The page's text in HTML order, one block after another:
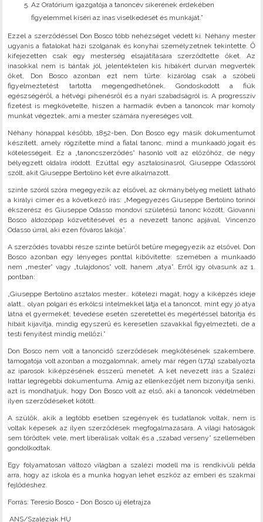
Az Oratórium igazgatója a tanoncév sikerének érdekében
figyelemmel kíséri az inas viselkedését és munkáját.”
Ezzel a szerződéssel Don Bosco több nehézséget védett ki. Néhány mester
ugyanis a fiatalokat házi szolgának és konyhai személyzetnek tekintette. Ő
kifejezetten csak egy mesterség elsajátítására szerződtette őket. Az
inasokkal nem is bántak jól, jelentéktelen kis hibákért durván megverték
őket, Don Bosco azonban ezt nem tűrte: kizárólag csak a szóbeli
figyelmeztetést tartotta megengedhetőnek. Gondoskodott a fiúk
egészségéről, a hétvégi pihenésről és a nyári szabadságról is. A progresszív
fizetést is megkövetelte, hiszen a harmadik évben a tanoncok már komoly
munkát végeztek, ami a mester számára nyereséges volt.
Néhány hónappal később, 1852-ben, Don Bosco egy másik dokumentumot
készített, amely rögzítette mind a fiatal tanonc, mind a munkaadó jogait és
kötelességeit. Ez a „tanoncszerződés” hasonló volt az előzőhöz, de négy
bélyegzett oldalra íródott. Ezúttal egy asztalosinasról, Giuseppe Odassóról
szólt, akit Giuseppe Bertolino két évre alkalmazott.
szinte szóról szóra megegyezik az elsővel, az okmánybélyeg mellett látható
a királyi címer és a következő írás: „Megegyezés Giuseppe Bertolino torinói
ékszerész és Giuseppe Odasso mondoví születésű tanonc között, Giovanni
Bosco áldozópap közvetítésével és a nevezett tanonc apjával, Vincenzo
Odasso úrral, aki ezen főváros lakója”.
A szerződés további része szinte betűről betűre megegyezik az elsővel. Don
Bosco azonban egy lényeges ponttal kibővítette: szemében a munkaadó
nem „mester” vagy „tulajdonos” volt, hanem „atya”. Erről így olvasunk az 1.
pontban:
„Giuseppe Bertolino asztalos mester… kötelezi magát, hogy a kiképzés ideje
alatt… olyan polgári és erkölcsi intelmekkel látja el a tanoncot, mint egy jó atya
látná el gyermekét; tévedése esetén szeretettel és megértéssel bátorítja és
hibáit kijavítja, mindig egyszerű és keresetlen szavakkal figyelmezteti, de a
testi fenyítést mindig mellőzi.”
Don Bosco nem volt a tanoncidő szerződések megkötésének szakembere,
támogatója volt azonban a mozgalomnak, amely már régen (1774) szabályozta
az iparosok kiképzésének ésszerű menetét. A két nevezett írás a Szalézi
Irattár legrégebbi dokumentuma. Amíg az ellenkezőjét nem bizonyítja senki,
azt is mondhatjuk, hogy Don Bosco volt az első, aki a tanoncok védelmében
ilyen szerződéseket kötött.
A szülők, akik a legtöbb esetben szegények és tudatlanok voltak, nem is
voltak képesek az ilyen szerződések megfogalmazására. A világi hatóságok
sem törődtek vele, mert liberálisak voltak és a „szabad verseny” szellemében
gondolkodtak.
Egy folyamatosan változó világban a szalézi modell ma is rendkívüli példa
arra, hogy az iskola és a munka hogyan lehet eszköz az emberi és szakmai
fejlődéshez.
Forrás: Teresio Bosco - Don Bosco új életrajza
ANS/Szaléziak.HU